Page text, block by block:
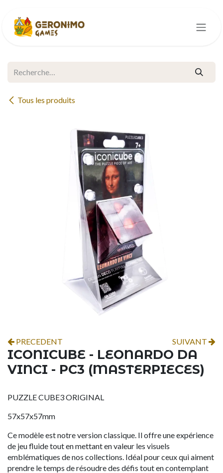
Tous les produits
PRECEDENT SUIVANT
ICONICUBE - LEONARDO DA
VINCI - PC3 (MASTERPIECES)
PUZZLE CUBE3 ORIGINAL
57x57x57mm
Ce modèle est notre version classique. Il offre une expérience
de jeu fluide tout en mettant en valeur les visuels
emblématiques de nos collections. Idéal pour ceux qui aiment
prendre le temps de résoudre des défis tout en contemplant